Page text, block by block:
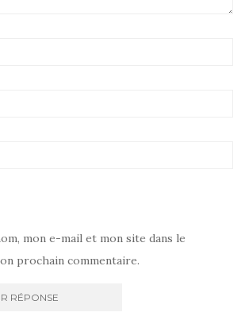
mon e-mail et mon site dans le
prochain commentaire.